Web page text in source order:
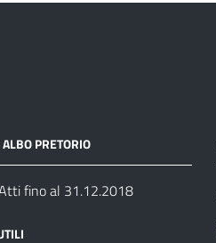
PRETORIO
fino al 31.12.2018